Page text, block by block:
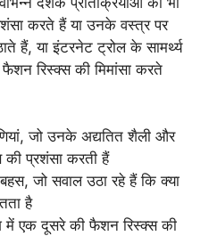
करते हैं या उनके वस्त्र पर
हैं, या इंटरनेट ट्रोल के सामर्थ्य
रिस्क्स की मिमांसा करते
जो उनके अद्यतित शैली और
प्रशंसा करती हैं
जो सवाल उठा रहे हैं कि क्या
है
एक दूसरे की फैशन रिस्क्स की